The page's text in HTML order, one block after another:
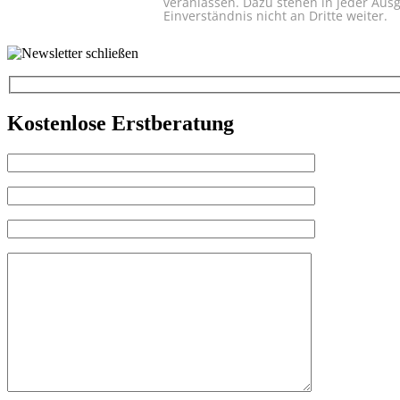
Einverständnis nicht an Dritte weiter.
Kostenlose Erstberatung